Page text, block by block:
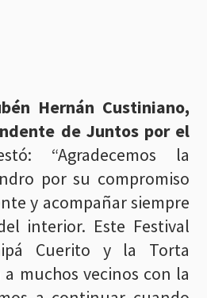
Hernán Custiniano,
de Juntos por el
“Agradecemos la
por su compromiso
y acompañar siempre
interior. Este Festival
Cuerito y la Torta
muchos vecinos con la